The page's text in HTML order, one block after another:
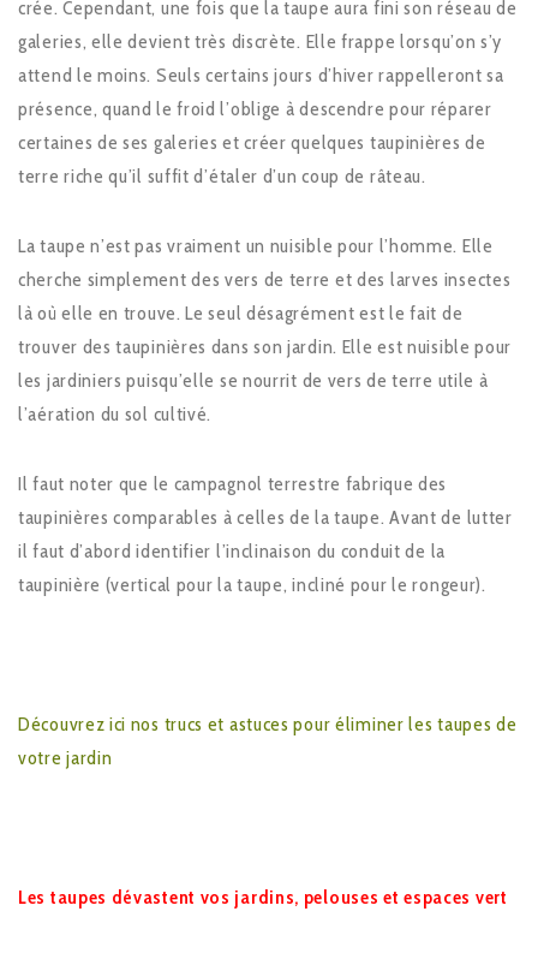
crée. Cependant, une fois que la taupe aura fini son réseau de
galeries, elle devient très discrète. Elle frappe lorsqu’on s’y
attend le moins. Seuls certains jours d’hiver rappelleront sa
présence, quand le froid l’oblige à descendre pour réparer
certaines de ses galeries et créer quelques taupinières de
terre riche qu’il suffit d’étaler d’un coup de râteau.
La taupe n’est pas vraiment un nuisible pour l’homme. Elle
cherche simplement des vers de terre et des larves insectes
là où elle en trouve. Le seul désagrément est le fait de
trouver des taupinières dans son jardin. Elle est nuisible pour
les jardiniers puisqu’elle se nourrit de vers de terre utile à
l’aération du sol cultivé.
Il faut noter que le campagnol terrestre fabrique des
taupinières comparables à celles de la taupe. Avant de lutter
il faut d’abord identifier l’inclinaison du conduit de la
taupinière (vertical pour la taupe, incliné pour le rongeur).
Découvrez ici nos trucs et astuces pour éliminer les taupes de
votre jardin
Les taupes dévastent vos jardins, pelouses et espaces vert